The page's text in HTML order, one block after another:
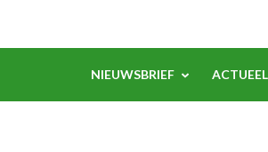
NIEUWSBRIEF ACTUEEL